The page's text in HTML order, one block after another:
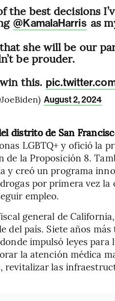
the best decisions
@KamalaHarris as
she will be our
be prouder.
this.
August 2, 2024
distrito de San
LGBTQ+ y ofició la
de la Proposición 8.
y creó un programa
por primera vez
empleo.
general de
del país. Siete años más
impulsó leyes
la atención médica
revitalizar las